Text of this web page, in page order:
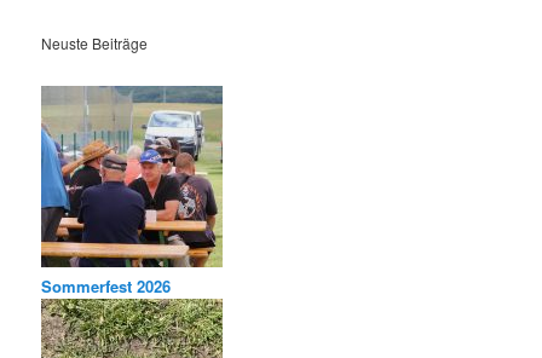
Neuste Beiträge
Sommerfest 2026